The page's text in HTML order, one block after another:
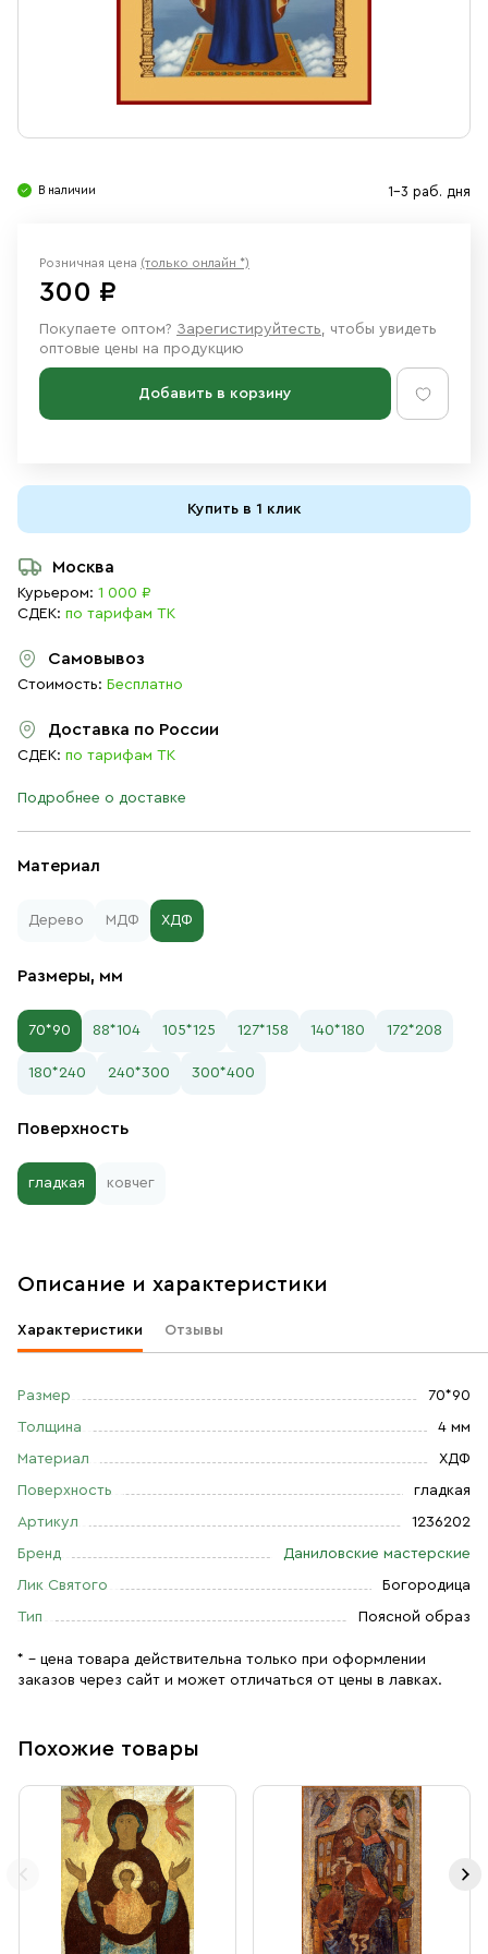
Ювелирные изделия
В наличии 1-3 раб. дня
Материал
Дерево МДФ ХДФ
Размеры, мм
70*90 88*104 105*125 127*158 140*180 172*208
180*240 240*300 300*400
Поверхность
гладкая ковчег
Розничная цена (только онлайн *)
300 ₽
Покупаете оптом? Зарегистируйтесть, чтобы увидеть
оптовые цены на продукцию
Добавить в корзину
Купить в 1 клик
Москва
Курьером: 1 000 ₽
СДЕК: по тарифам ТК
Самовывоз
Стоимость: Бесплатно
Доставка по России
СДЕК: по тарифам ТК
Подробнее о доставке
Описание и характеристики
Характеристики Отзывы
Размер 70*90
Толщина 4 мм
Материал ХДФ
Поверхность гладкая
Артикул 1236202
Бренд Даниловские мастерские
Лик Святого Богородица
Тип Поясной образ
* – цена товара действительна только при оформлении
заказов через сайт и может отличаться от цены в лавках.
Похожие товары